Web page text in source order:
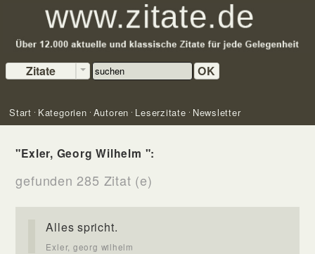
Zitate OK
Start Kategorien Autoren Leserzitate Newsletter
"Exler, Georg Wilhelm ":
gefunden 285 Zitat (e)
Alles spricht.
Exler, georg wilhelm